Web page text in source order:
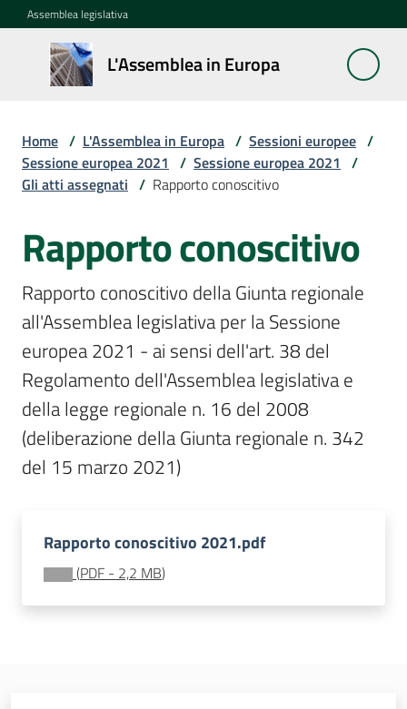
Vai al contenuto
Vai alla navigazione
Vai al footer
Assemblea legislativa
L'Assemblea in Europa
L'Assemblea
in Europa
Cos'è
la
Rete
europea
Le
Sessioni
europee
Menu selezionato
Notizie
Assemblea
Home / L'Assemblea in Europa / Sessioni europee /
Sessione europea 2021 / Sessione europea 2021 /
Gli atti assegnati / Rapporto conoscitivo
Rapporto conoscitivo
Rapporto conoscitivo della Giunta regionale
all'Assemblea legislativa per la Sessione
europea 2021 - ai sensi dell'art. 38 del
Regolamento dell'Assemblea legislativa e
della legge regionale n. 16 del 2008
(deliberazione della Giunta regionale n. 342
del 15 marzo 2021)
Rapporto conoscitivo 2021.pdf
(PDF - 2,2 MB)